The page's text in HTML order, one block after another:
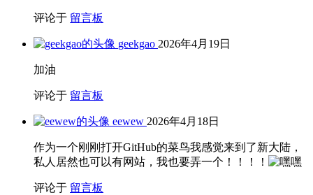
评论于 留言板
geekgao 2026年4月19日
加油
评论于 留言板
eewew 2026年4月18日
作为一个刚刚打开GitHub的菜鸟我感觉来到了新大陆，
私人居然也可以有网站，我也要弄一个！！！！
评论于 留言板